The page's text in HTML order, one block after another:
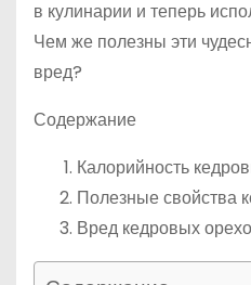
в кулинарии и теперь
Чем же полезны эти
вред?
Содержание
Калорийность
Полезные свойства
Вред кедровых